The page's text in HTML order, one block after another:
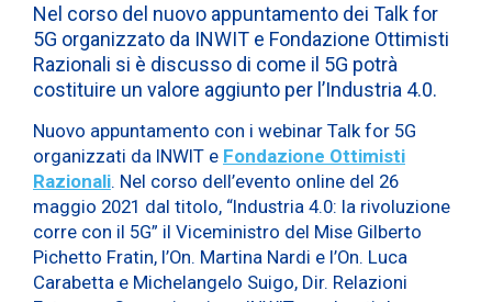
Nel corso del nuovo appuntamento dei Talk for
5G organizzato da INWIT e Fondazione Ottimisti
Razionali si è discusso di come il 5G potrà
costituire un valore aggiunto per l’Industria 4.0.
Nuovo appuntamento con i webinar Talk for 5G
organizzati da INWIT e Fondazione Ottimisti
Razionali. Nel corso dell’evento online del 26
maggio 2021 dal titolo, “Industria 4.0: la rivoluzione
corre con il 5G” il Viceministro del Mise Gilberto
Pichetto Fratin, l’On. Martina Nardi e l’On. Luca
Carabetta e Michelangelo Suigo, Dir. Relazioni